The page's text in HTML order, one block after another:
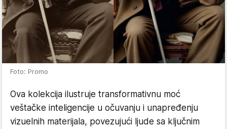
Foto: Promo
Ova kolekcija ilustruje transformativnu moć
veštačke inteligencije u očuvanju i unapređenju
vizuelnih materijala, povezujući ljude sa ključnim